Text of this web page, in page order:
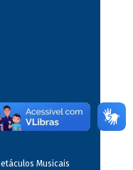
Musicais